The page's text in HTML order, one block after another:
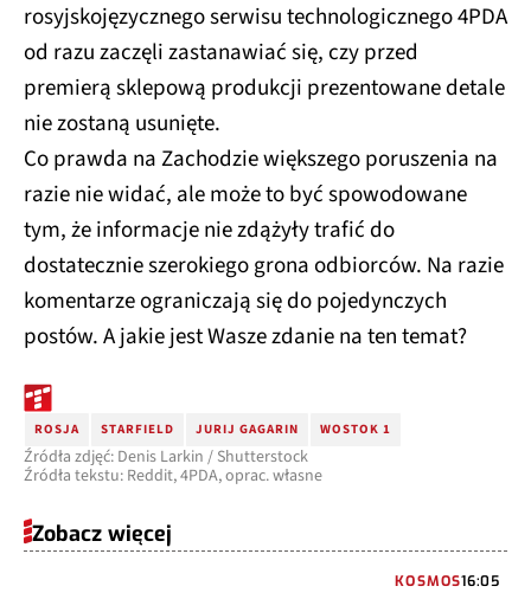
rosyjskojęzycznego serwisu technologicznego 4PDA
od razu zaczęli zastanawiać się, czy przed
premierą sklepową produkcji prezentowane detale
nie zostaną usunięte.
Co prawda na Zachodzie większego poruszenia na
razie nie widać, ale może to być spowodowane
tym, że informacje nie zdążyły trafić do
dostatecznie szerokiego grona odbiorców. Na razie
komentarze ograniczają się do pojedynczych
postów. A jakie jest Wasze zdanie na ten temat?
ROSJA STARFIELD JURIJ GAGARIN WOSTOK 1
Źródła zdjęć: Denis Larkin / Shutterstock
Źródła tekstu: Reddit, 4PDA, oprac. własne
Zobacz więcej
KOSMOS16:05